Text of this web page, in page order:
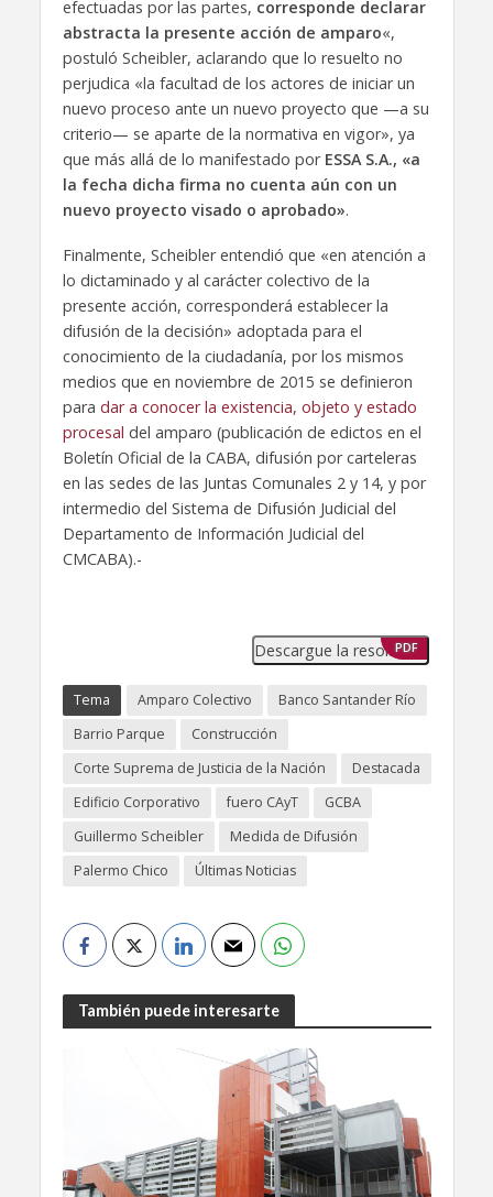
efectuadas por las partes, corresponde declarar
abstracta la presente acción de amparo«,
postuló Scheibler, aclarando que lo resuelto no
perjudica «la facultad de los actores de iniciar un
nuevo proceso ante un nuevo proyecto que —a su
criterio— se aparte de la normativa en vigor», ya
que más allá de lo manifestado por ESSA S.A., «a
la fecha dicha firma no cuenta aún con un
nuevo proyecto visado o aprobado».
Finalmente, Scheibler entendió que «en atención a
lo dictaminado y al carácter colectivo de la
presente acción, corresponderá establecer la
difusión de la decisión» adoptada para el
conocimiento de la ciudadanía, por los mismos
medios que en noviembre de 2015 se definieron
para dar a conocer la existencia, objeto y estado
procesal del amparo (publicación de edictos en el
Boletín Oficial de la CABA, difusión por carteleras
en las sedes de las Juntas Comunales 2 y 14, y por
intermedio del Sistema de Difusión Judicial del
Departamento de Información Judicial del
CMCABA).-
Descargue la resolución
PDF
Tema Amparo Colectivo
Banco Santander Río
Barrio Parque
Construcción
Corte Suprema de Justicia de la Nación
Destacada
Edificio Corporativo
fuero CAyT
GCBA
Guillermo Scheibler
Medida de Difusión
Palermo Chico
Últimas Noticias
También puede interesarte